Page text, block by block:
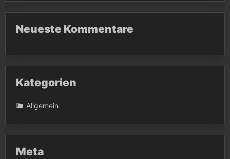
Neueste Kommentare
Kategorien
Allgemein
Meta